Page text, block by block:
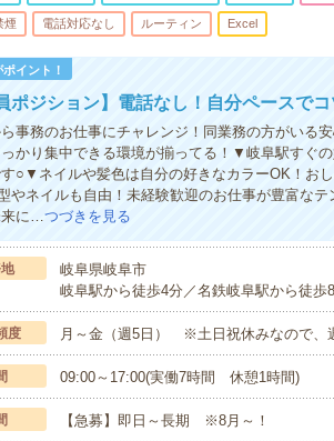
煙 電話対応なし ルーティン Excel
イント！
ポジション】電話なし！自分ペースで
事務のお仕事にチャレンジ！同業務の方がいる
かり集中できる環境が揃ってる！▼岐阜駅すぐ
○▼ネイルや髪色は自分の好きなカラーOK！お
やネイルも自由！未経験歓迎のお仕事が豊富な
来に…つづきを見る
岐阜県岐阜市
岐阜駅から徒歩4分／名鉄岐阜駅から徒歩
度 月～金（週5日） ※土日祝休みなので、
09:00～17:00(実働7時間 休憩1時間)
【急募】即日～長期 ※8月～！